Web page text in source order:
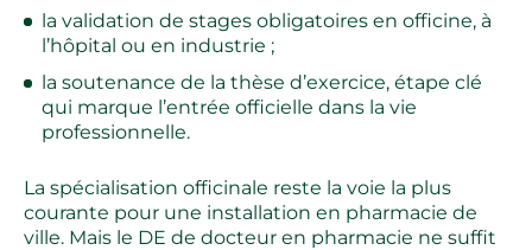
la validation de stages obligatoires en officine, à
l’hôpital ou en industrie ;
la soutenance de la thèse d’exercice, étape clé
qui marque l’entrée officielle dans la vie
professionnelle.
La spécialisation officinale reste la voie la plus
courante pour une installation en pharmacie de
ville. Mais le DE de docteur en pharmacie ne suffit